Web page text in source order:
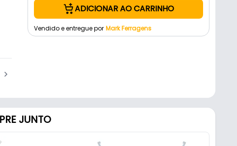
ADICIONAR AO CARRINHO
Vendido e entregue por Mark Ferragens
JUNTO